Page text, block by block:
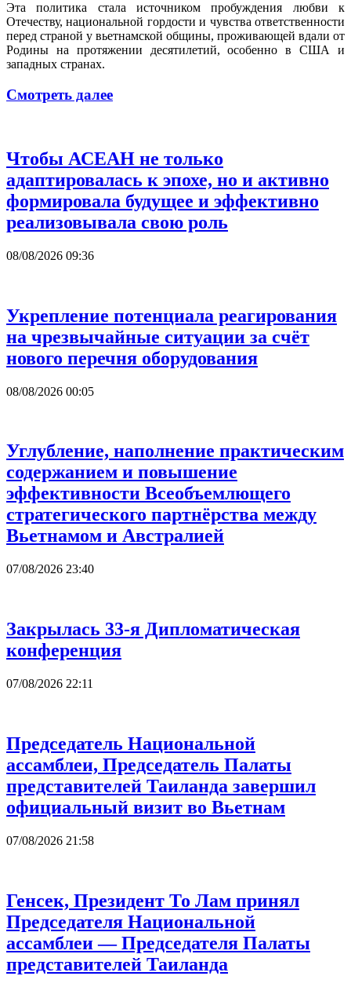
Эта политика стала источником пробуждения любви к
Отечеству, национальной гордости и чувства ответственности
перед страной у вьетнамской общины, проживающей вдали от
Родины на протяжении десятилетий, особенно в США и
западных странах.
Смотреть далее
Чтобы АСЕАН не только
адаптировалась к эпохе, но и активно
формировала будущее и эффективно
реализовывала свою роль
08/08/2026 09:36
Укрепление потенциала реагирования
на чрезвычайные ситуации за счёт
нового перечня оборудования
08/08/2026 00:05
Углубление, наполнение практическим
содержанием и повышение
эффективности Всеобъемлющего
стратегического партнёрства между
Вьетнамом и Австралией
07/08/2026 23:40
Закрылась 33-я Дипломатическая
конференция
07/08/2026 22:11
Председатель Национальной
ассамблеи, Председатель Палаты
представителей Таиланда завершил
официальный визит во Вьетнам
07/08/2026 21:58
Генсек, Президент То Лам принял
Председателя Национальной
ассамблеи — Председателя Палаты
представителей Таиланда